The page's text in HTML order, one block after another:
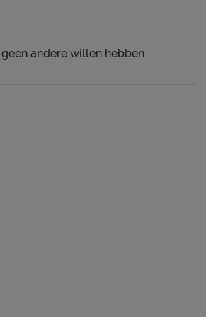
andere willen hebben